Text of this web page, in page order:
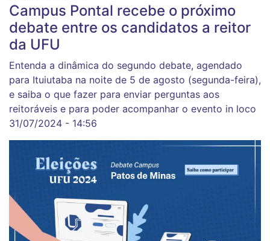
Campus Pontal recebe o próximo
debate entre os candidatos a reitor
da UFU
Entenda a dinâmica do segundo debate, agendado
para Ituiutaba na noite de 5 de agosto (segunda-feira),
e saiba o que fazer para enviar perguntas aos
reitoráveis e para poder acompanhar o evento in loco
31/07/2024 - 14:56